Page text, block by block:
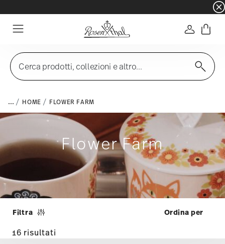
☀️ Summer SALE su articoli e collezioni
Accedi
Cerca prodotti, collezioni e altro...
... HOME FLOWER FARM
Flower Farm
Filtra
16 risultati